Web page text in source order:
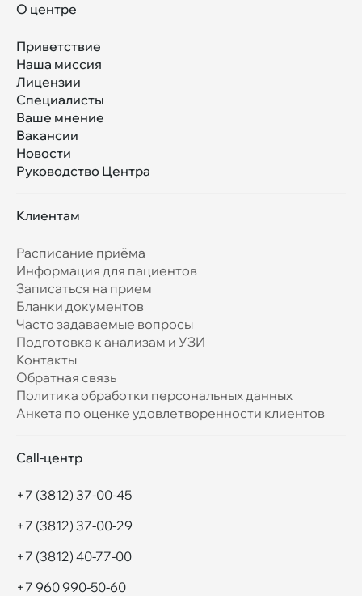
О центре
Приветствие
Наша миссия
Лицензии
Специалисты
Ваше мнение
Вакансии
Новости
Руководство Центра
Клиентам
Расписание приёма
Информация для пациентов
Записаться на прием
Бланки документов
Часто задаваемые вопросы
Подготовка к анализам и УЗИ
Контакты
Обратная связь
Политика обработки персональных данных
Анкета по оценке удовлетворенности клиентов
Call-центр
+7 (3812) 37-00-45
+7 (3812) 37-00-29
+7 (3812) 40-77-00
+7 960 990-50-60